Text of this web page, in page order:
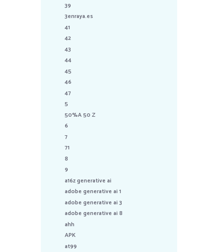
39
3enraya.es
41
42
43
44
45
46
47
5
50%A 50 Z
6
7
71
8
9
a16z generative ai
adobe generative ai 1
adobe generative ai 3
adobe generative ai 8
ahh
APK
at99